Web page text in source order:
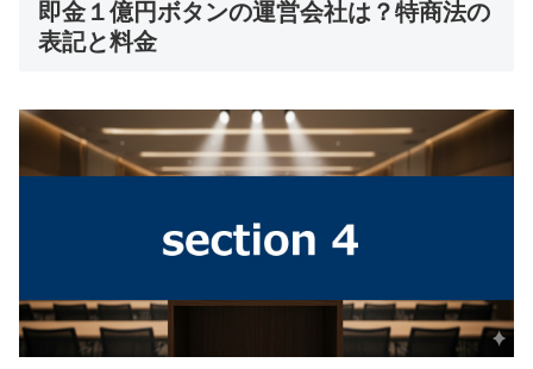
即金１億円ボタンの運営会社は？特商法の
表記と料金